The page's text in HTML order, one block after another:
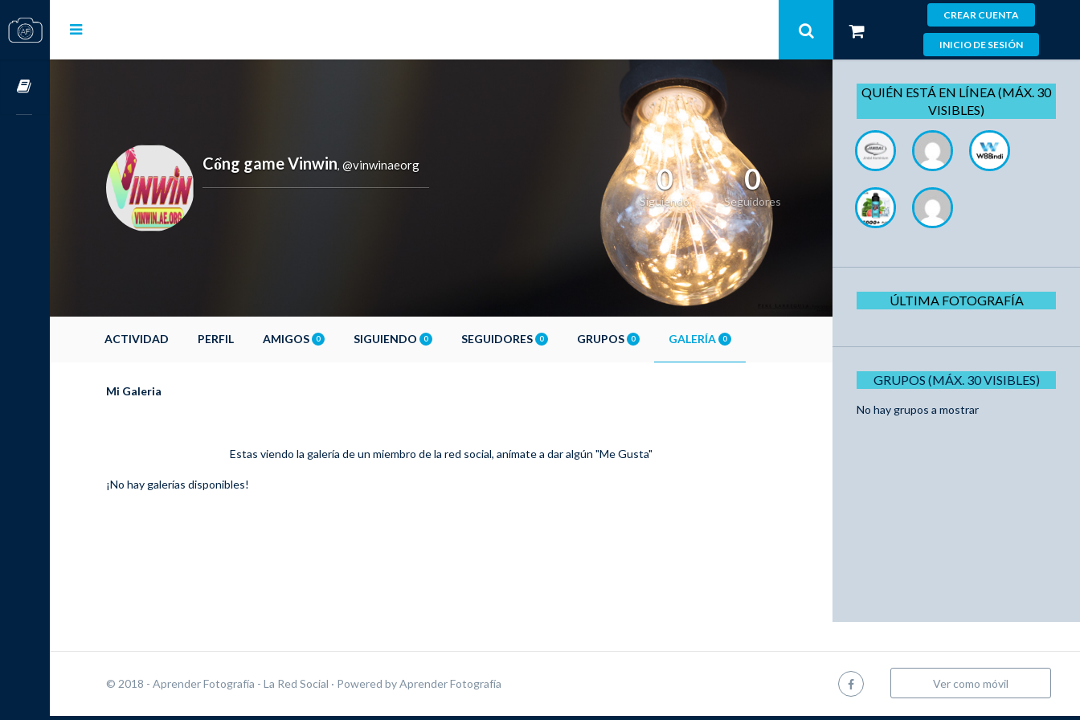
CREAR CUENTA
INICIO DE SESIÓN
Cổng game Vinwin, @vinwinaeorg 0
Siguiendo
0
Seguidores
ACTIVIDAD PERFIL AMIGOS 0 SIGUIENDO 0 SEGUIDORES 0 GRUPOS 0 GALERÍA 0
Mi Galeria
Estas viendo la galería de un miembro de la red social, anímate a dar algún "Me Gusta"
¡No hay galerías disponibles!
QUIÉN ESTÁ EN LÍNEA (MÁX. 30
VISIBLES)
ÚLTIMA FOTOGRAFÍA
GRUPOS (MÁX. 30 VISIBLES)
No hay grupos a mostrar
© 2018 - Aprender Fotografía - La Red Social · Powered byAprender Fotografía